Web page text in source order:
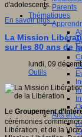
Parents
Thématiques
Arts et
d'adolescents.
En savoir plus...
La Mission
sur les 80 ans de
lundi, 09
Outils
Le Groupement
cérémonies
Libération, et de la